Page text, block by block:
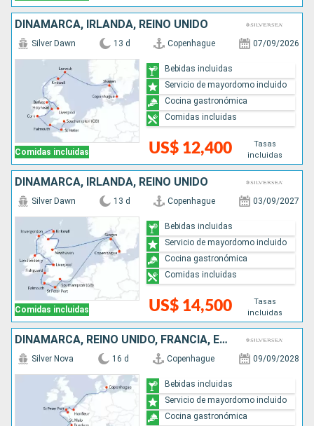
DINAMARCA, IRLANDA, REINO UNIDO
Comidas incluidas
Silver Dawn 13 d Copenhague 07/09/2026
US$ 12,400
Tasas
incluidas
Bebidas incluidas
Servicio de mayordomo incluido
Cocina gastronómica
Comidas incluidas
DINAMARCA, IRLANDA, REINO UNIDO
Comidas incluidas
Silver Dawn 13 d Copenhague 03/09/2027
US$ 14,500
Tasas
incluidas
Bebidas incluidas
Servicio de mayordomo incluido
Cocina gastronómica
Comidas incluidas
DINAMARCA, REINO UNIDO, FRANCIA, ESPAÑA, PORTUGAL
Silver Nova 16 d Copenhague 09/09/2028
Bebidas incluidas
Servicio de mayordomo incluido
Cocina gastronómica